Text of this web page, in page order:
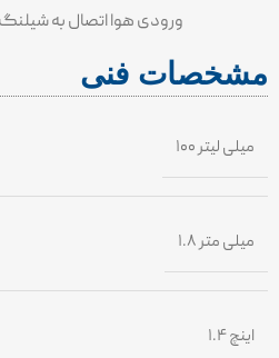
ورودی هوا PF20،ورودی هوا اتصال به شیلنگ
مشخصات فنی
۱۰۰ میلی لیتر
۱.۸ میلی متر
۱.۴ اینچ